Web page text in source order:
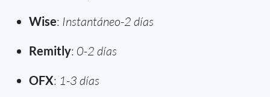
Wise: Instantáneo-2 días
Remitly: 0-2 días
OFX: 1-3 días